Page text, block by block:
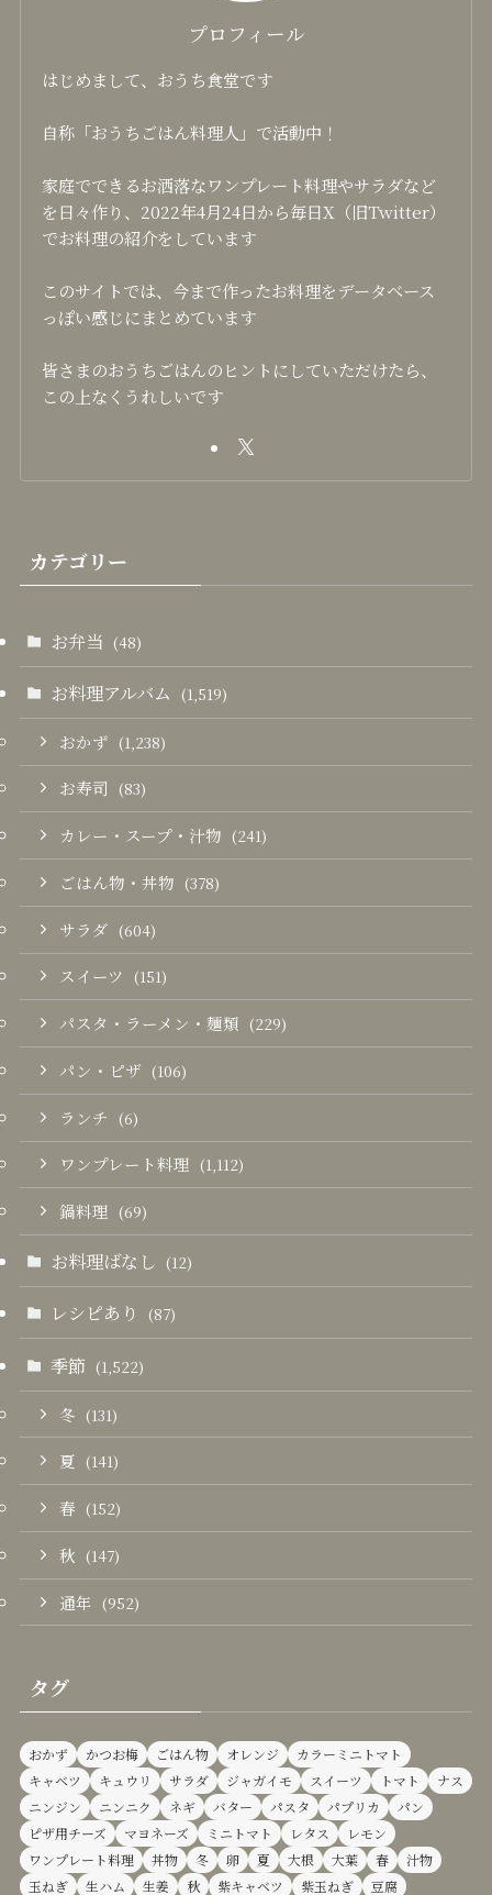
プロフィール
はじめまして、おうち食堂です
自称「おうちごはん料理人」で活動中！
家庭でできるお洒落なワンプレート料理やサラダなど
を日々作り、2022年4月24日から毎日X（旧Twitter）
でお料理の紹介をしています
このサイトでは、今まで作ったお料理をデータベース
っぽい感じにまとめています
皆さまのおうちごはんのヒントにしていただけたら、
この上なくうれしいです
カテゴリー
お弁当 (48)
お料理アルバム (1,519)
おかず (1,238)
お寿司 (83)
カレー・スープ・汁物 (241)
ごはん物・丼物 (378)
サラダ (604)
スイーツ (151)
パスタ・ラーメン・麺類 (229)
パン・ピザ (106)
ランチ (6)
ワンプレート料理 (1,112)
鍋料理 (69)
お料理ばなし (12)
レシピあり (87)
季節 (1,522)
冬 (131)
夏 (141)
春 (152)
秋 (147)
通年 (952)
タグ
おかず かつお梅 ごはん物 オレンジ
カラーミニトマト
キャベツ
キュウリ サラダ ジャガイモ スイーツ トマト
ナス
ニンジン
ニンニク ネギ バター パスタ パプリカ
パン
ピザ用チーズ
マヨネーズ ミニトマト レタス
レモン
ワンプレート料理
丼物 冬 卵 夏 大根 大葉 春
汁物
玉ねぎ
生ハム 生姜 秋 紫キャベツ 紫玉ねぎ 豆腐